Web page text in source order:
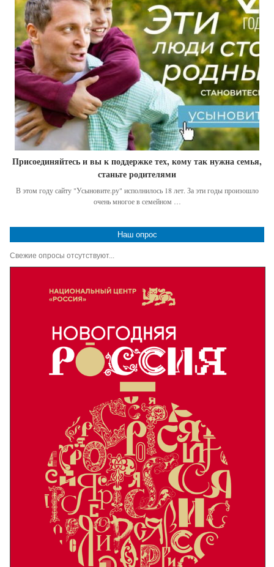
Присоединяйтесь и вы к поддержке тех, кому так нужна семья,
станьте родителями
В этом году сайту "Усыновите.ру" исполнилось 18 лет. За эти годы произошло
очень многое в семейном …
Наш опрос
Свежие опросы отсутствуют...